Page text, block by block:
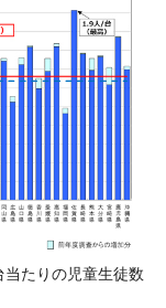
たりの児童生徒数